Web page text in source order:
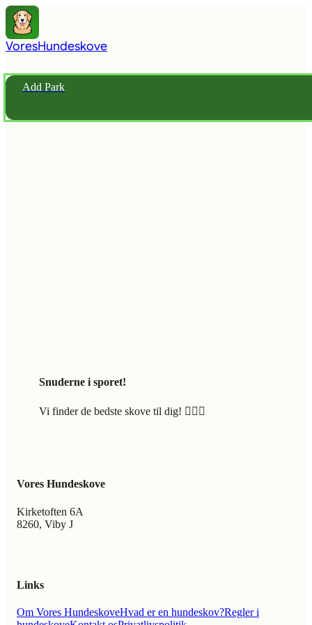
VoresHundeskove
Add Park
Snuderne i sporet!
Vi finder de bedste skove til dig! 🐕‍🦺🍃
Vores Hundeskove
Kirketoften 6A
8260, Viby J
Links
Om Vores HundeskoveHvad er en hundeskov?Regler i